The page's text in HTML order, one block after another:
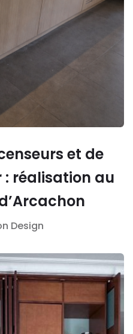
et de
réalisation au
Design